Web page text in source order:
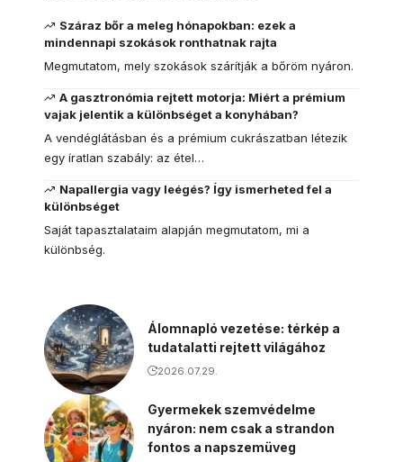
Száraz bőr a meleg hónapokban: ezek a
mindennapi szokások ronthatnak rajta
Megmutatom, mely szokások szárítják a bőröm nyáron.
A gasztronómia rejtett motorja: Miért a prémium
vajak jelentik a különbséget a konyhában?
A vendéglátásban és a prémium cukrászatban létezik
egy íratlan szabály: az étel…
Napallergia vagy leégés? Így ismerheted fel a
különbséget
Saját tapasztalataim alapján megmutatom, mi a
különbség.
Álomnapló vezetése: térkép a
tudatalatti rejtett világához
2026.07.29.
Gyermekek szemvédelme
nyáron: nem csak a strandon
fontos a napszemüveg